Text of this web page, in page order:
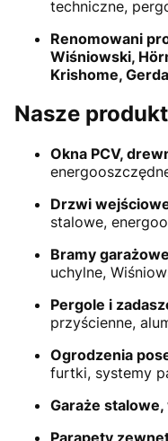
techniczne,
Renomowani
Wiśniowski,
Krishome,
Nasze
Okna PCV,
Drzwi
stalowe,
Bramy garażowe
uchylne,
Pergole i
przyścienne,
Ogrodzenia
furtki, systemy
Garaże